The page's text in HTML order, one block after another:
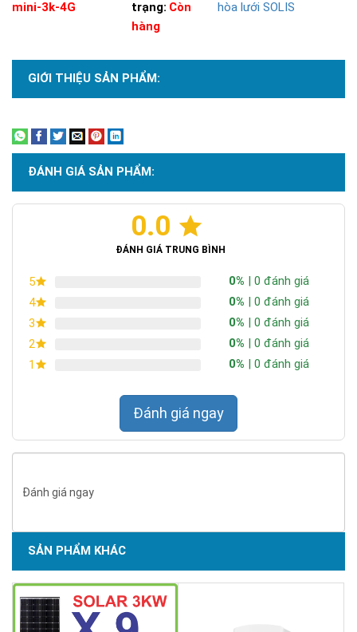
mini-3k-4G
trạng: Còn
hàng
hòa lưới SOLIS
GIỚI THIỆU SẢN PHẨM:Xem thêm
ĐÁNH GIÁ SẢN PHẨM:
0.0
ĐÁNH GIÁ TRUNG BÌNH
5 0% | 0 đánh giá
4
0% | 0 đánh giá
3
0% | 0 đánh giá
2
0% | 0 đánh giá
1
0% | 0 đánh giá
Đánh giá ngay
Đánh giá ngay
SẢN PHẨM KHÁC